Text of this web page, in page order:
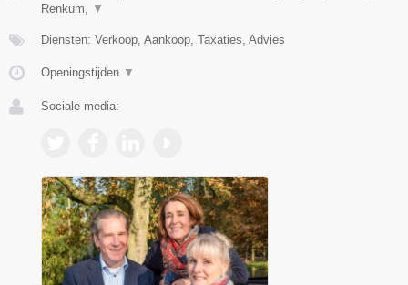
Renkum,
▼
Diensten: Verkoop, Aankoop, Taxaties, Advies
Openingstijden ▼
Sociale media: